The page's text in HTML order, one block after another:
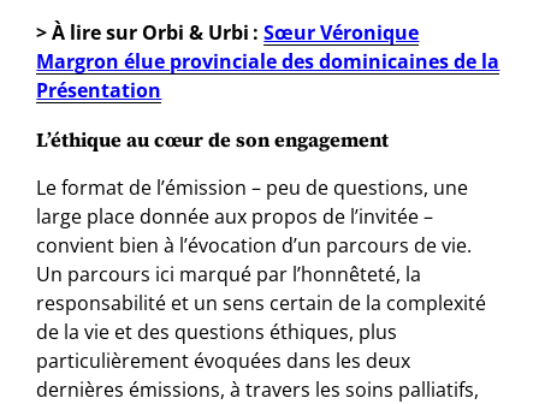
> À lire sur Orbi & Urbi :Sœur Véronique
Margron élue provinciale des dominicaines de la
Présentation
L’éthique au cœur de son engagement
Le format de l’émission – peu de questions, une
large place donnée aux propos de l’invitée –
convient bien à l’évocation d’un parcours de vie.
Un parcours ici marqué par l’honnêteté, la
responsabilité et un sens certain de la complexité
de la vie et des questions éthiques, plus
particulièrement évoquées dans les deux
dernières émissions, à travers les soins palliatifs,